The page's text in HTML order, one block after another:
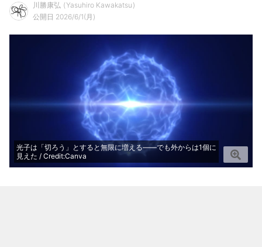
川勝康弘
Yasuhiro Kawakatsu
公開日 2026/6/1(月)
光子は「切ろう」とすると無限に増える――でも外からは1個に
見えた / Credit:Canva